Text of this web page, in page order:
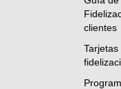
clientes
Tarjetas